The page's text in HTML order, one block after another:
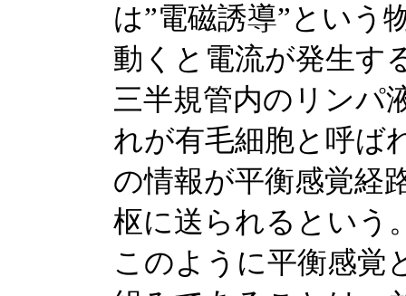
は”電磁誘導”という
動くと電流が発生す
三半規管内のリンパ
れが有毛細胞と呼ば
の情報が平衡感覚経
枢に送られるという
このように平衡感覚